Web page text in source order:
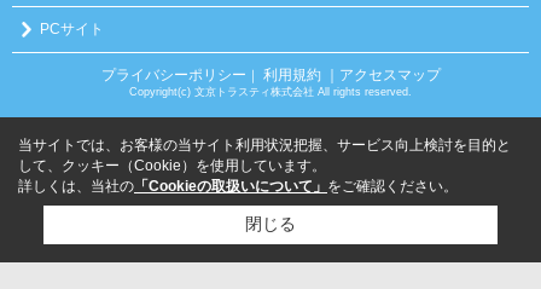
PCサイト
プライバシーポリシー ｜ 利用規約 ｜アクセスマップ
Copyright(c) 文京トラスティ株式会社 All rights reserved.
当サイトでは、お客様の当サイト利用状況把握、サービス向上検討を目的と
して、クッキー（Cookie）を使用しています。
詳しくは、当社の 「Cookieの取扱いについて」 をご確認ください。
閉じる